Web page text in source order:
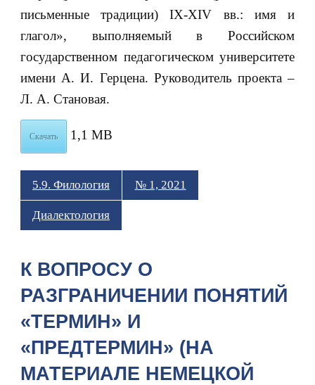
письменные традиции) IX-XIV вв.: имя и
глагол», выполняемый в Российском
государственном педагогическом университете
имени А. И. Герцена. Руководитель проекта –
Л. А. Становая.
Скачать 1,1 MB
5.9. Филология № 1, 2021
Диалектология
К ВОПРОСУ О
РАЗГРАНИЧЕНИИ ПОНЯТИЙ
«ТЕРМИН» И
«ПРЕДТЕРМИН» (НА
МАТЕРИАЛЕ НЕМЕЦКОЙ